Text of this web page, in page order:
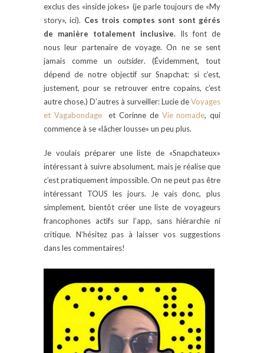
exclus des «inside jokes» (je parle toujours de «My
story», ici). Ces trois comptes sont sont gérés
de manière totalement inclusive. Ils font de
nous leur partenaire de voyage. On ne se sent
jamais comme unoutsider. (Évidemment, tout
dépend de notre objectif sur Snapchat: si c’est,
justement, pour se retrouver entre copains, c’est
autre chose.) D’autres à surveiller: Lucie deVoyages
et Vagabondageet Corinne de Vie nomade, qui
commence à se «lâcher lousse» un peu plus.
Je voulais préparer une liste de «Snapchateux»
intéressant à suivre absolument, mais je réalise que
c’est pratiquement impossible. On ne peut pas être
intéressant TOUS les jours. Je vais donc, plus
simplement, bientôt créer une liste de voyageurs
francophones actifs sur l’app, sans hiérarchie ni
critique. N’hésitez pas à laisser vos suggestions
dans les commentaires!